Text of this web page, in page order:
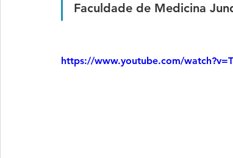
Faculdade de Medicina
https://www.youtube.com/